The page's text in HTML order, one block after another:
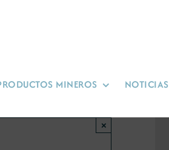
MINEROS NOTICIAS
×